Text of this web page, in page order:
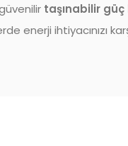
taşınabilir güç
enerji ihtiyacınızı